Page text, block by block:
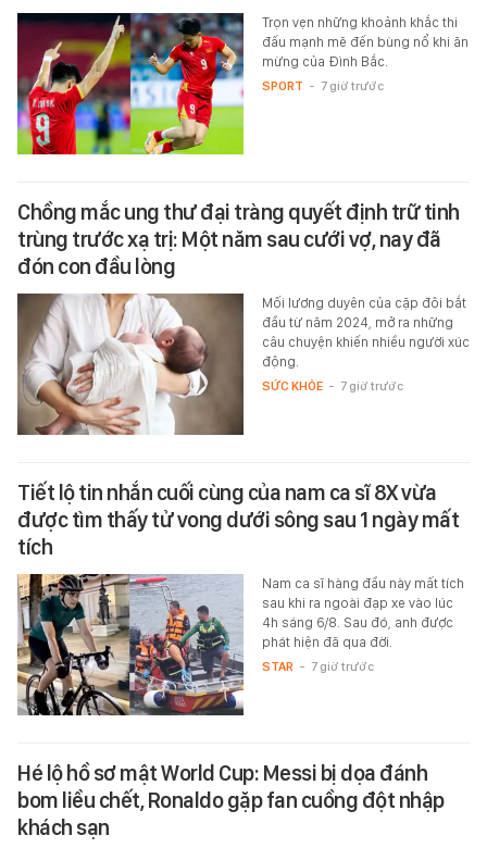
Trọn vẹn những khoảnh khắc thi
đấu mạnh mẽ đến bùng nổ khi ăn
mừng của Đình Bắc.
SPORT - 7 giờ trước
Chồng mắc ung thư đại tràng quyết định trữ tinh
trùng trước xạ trị: Một năm sau cưới vợ, nay đã
đón con đầu lòng
Mối lương duyên của cặp đôi bắt
đầu từ năm 2024, mở ra những
câu chuyện khiến nhiều người xúc
động.
SỨC KHỎE - 7 giờ trước
Tiết lộ tin nhắn cuối cùng của nam ca sĩ 8X vừa
được tìm thấy tử vong dưới sông sau 1 ngày mất
tích
Nam ca sĩ hàng đầu này mất tích
sau khi ra ngoài đạp xe vào lúc
4h sáng 6/8. Sau đó, anh được
phát hiện đã qua đời.
STAR - 7 giờ trước
Hé lộ hồ sơ mật World Cup: Messi bị dọa đánh
bom liều chết, Ronaldo gặp fan cuồng đột nhập
khách sạn